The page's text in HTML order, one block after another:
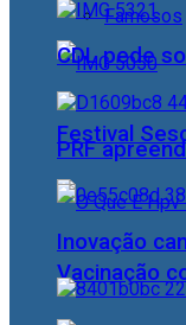
Famosos
Festival
Vacinação
CDL pede
PRF
Inovação